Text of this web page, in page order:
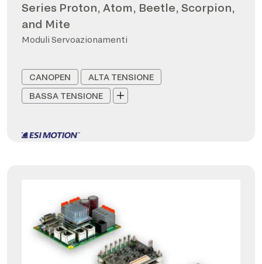
Series Proton, Atom, Beetle, Scorpion,
and Mite
Moduli Servoazionamenti
CANOPEN
ALTA TENSIONE
BASSA TENSIONE